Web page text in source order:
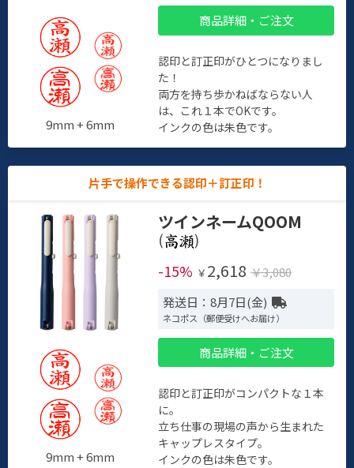
9mm + 6mm
商品詳細・ご注文
認印と訂正印がひとつになりまし
た！
両方を持ち歩かねばならない人
は、これ１本でOKです。
インクの色は朱色です。
片手で操作できる認印＋訂正印！
9mm + 6mm
ツインネームQOOM
(
)
-15% ￥ 2,618 ￥3,080
発送日：8月7日(金)
ネコポス（郵便受けへお届け）
商品詳細・ご注文
認印と訂正印がコンパクトな１本
に。
立ち仕事の現場の声から生まれた
キャップレスタイプ。
インクの色は朱色です。